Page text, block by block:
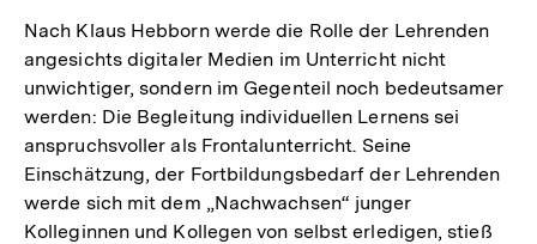
Nach Klaus Hebborn werde die Rolle der Lehrenden
angesichts digitaler Medien im Unterricht nicht
unwichtiger, sondern im Gegenteil noch bedeutsamer
werden: Die Begleitung individuellen Lernens sei
anspruchsvoller als Frontalunterricht. Seine
Einschätzung, der Fortbildungsbedarf der Lehrenden
werde sich mit dem „Nachwachsen“ junger
Kolleginnen und Kollegen von selbst erledigen, stieß